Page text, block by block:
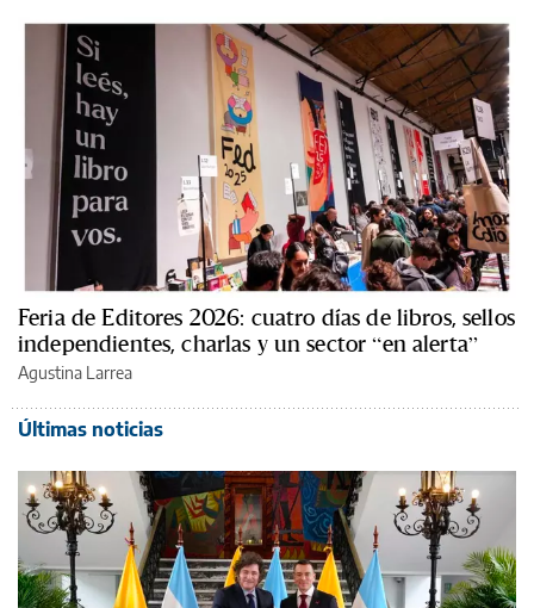
Feria de Editores 2026: cuatro días de libros, sellos
independientes, charlas y un sector “en alerta”
Agustina Larrea
Últimas noticias